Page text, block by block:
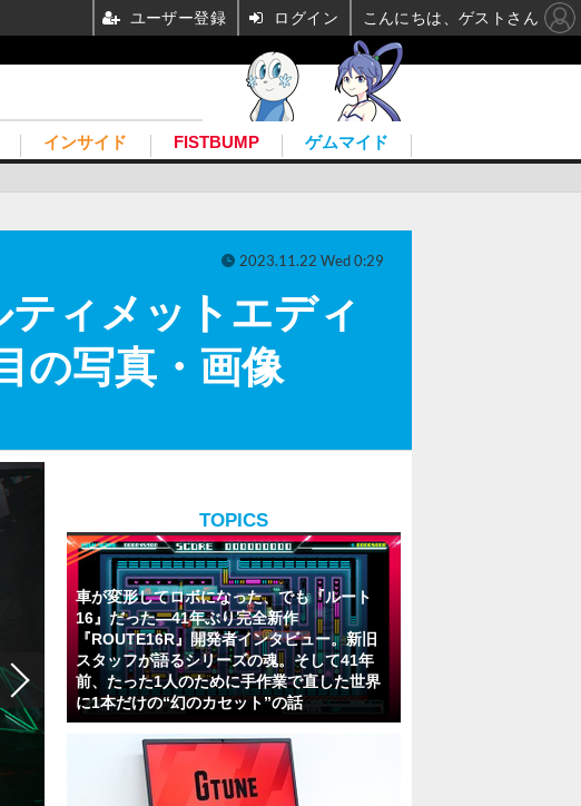
インサイド FISTBUMP ゲムマイド
ティメットエディ
の写真・画像
2023.11.22 Wed 0:29
TOPICS
車が変形してロボになった、でも『ルート
16』だった―41年ぶり完全新作
『ROUTE16R』開発者インタビュー。新旧
スタッフが語るシリーズの魂。そして41年
前、たった1人のために手作業で直した世界
に1本だけの“幻のカセット”の話
ユーザー登録 ログイン こんにちは、ゲストさん